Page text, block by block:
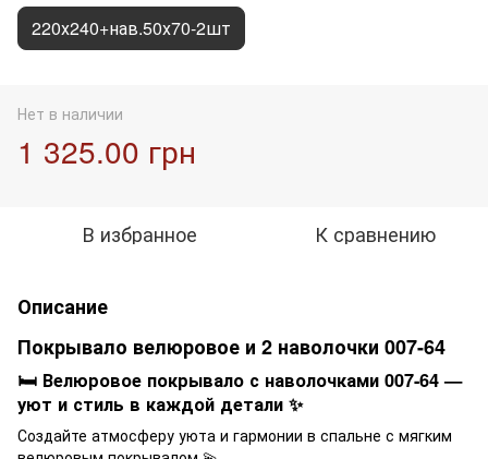
220х240+нав.50х70-2шт
Нет в наличии
1 325.00 грн
В избранное К сравнению
Описание
Покрывало велюровое и 2 наволочки 007-64
🛏️ Велюровое покрывало с наволочками 007-64 —
уют и стиль в каждой детали ✨
Создайте атмосферу уюта и гармонии в спальне с мягким